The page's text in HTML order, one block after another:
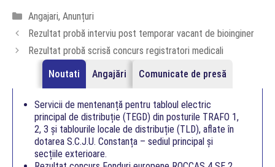
Categorii
Angajari, Anunțuri
Rezultat probă interviu post temporar vacant de bioinginer
Rezultat probă scrisă concurs registratori medicali
Noutati
Angajări Comunicate de presă
Servicii de mentenanță pentru tabloul electric
principal de distribuție (TEGD) din posturile TRAFO 1,
2, 3 și tablourile locale de distribuție (TLD), aflate în
dotarea S.C.J.U. Constanța – sediul principal și
secțiile exterioare.